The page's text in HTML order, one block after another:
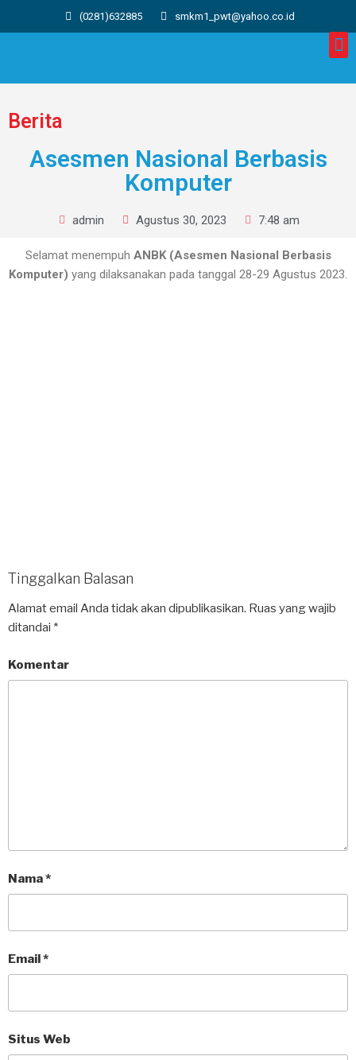
(0281)632885 smkm1_pwt@yahoo.co.id
Berita
Asesmen Nasional Berbasis
Komputer
admin Agustus 30, 2023 7:48 am
Selamat menempuh ANBK (Asesmen Nasional Berbasis
Komputer) yang dilaksanakan pada tanggal 28-29 Agustus 2023.
Tinggalkan Balasan
Alamat email Anda tidak akan dipublikasikan. Ruas yang wajib
ditandai *
Komentar
Nama*
Email*
Situs Web